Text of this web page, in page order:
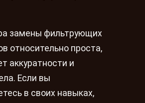
замены фильтрующих
относительно проста,
аккуратности и
Если вы
в своих навыках,